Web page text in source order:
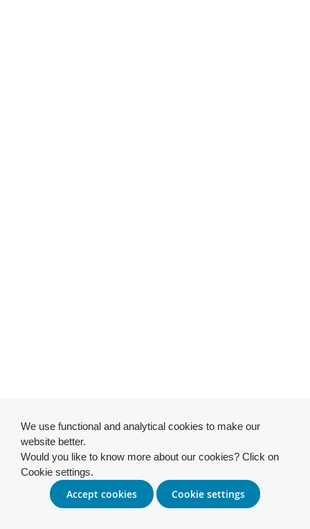
We use functional and analytical cookies to make our
website better.
Would you like to know more about our cookies? Click on
Cookie settings.
Accept cookies Cookie settings